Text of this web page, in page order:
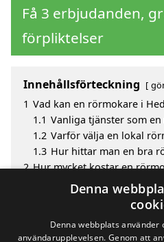
Få 3 erbjudanden,
förpliktelser
Innehållsförteckning
1 Vad kan en rörmokare i
1.1 Vanliga tjänster som
1.2 Varför välja en lokal
1.3 Hur hittar man en bra
2 Hur mycket kostar en
Fördelar med att välja
Sök efter en skicklig
Denna
Denna webbplats
användarupplevelsen. Genom att